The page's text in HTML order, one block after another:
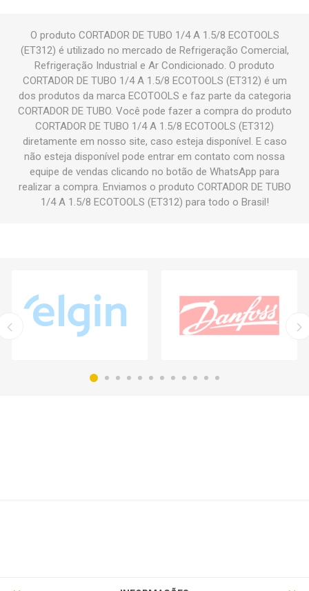
O produto CORTADOR DE TUBO 1/4 A 1.5/8 ECOTOOLS
(ET312) é utilizado no mercado de Refrigeração Comercial,
Refrigeração Industrial e Ar Condicionado. O produto
CORTADOR DE TUBO 1/4 A 1.5/8 ECOTOOLS (ET312) é um
dos produtos da marca ECOTOOLS e faz parte da categoria
CORTADOR DE TUBO. Você pode fazer a compra do produto
CORTADOR DE TUBO 1/4 A 1.5/8 ECOTOOLS (ET312)
diretamente em nosso site, caso esteja disponível. E caso
não esteja disponível pode entrar em contato com nossa
equipe de vendas clicando no botão de WhatsApp para
realizar a compra. Enviamos o produto CORTADOR DE TUBO
1/4 A 1.5/8 ECOTOOLS (ET312) para todo o Brasil!